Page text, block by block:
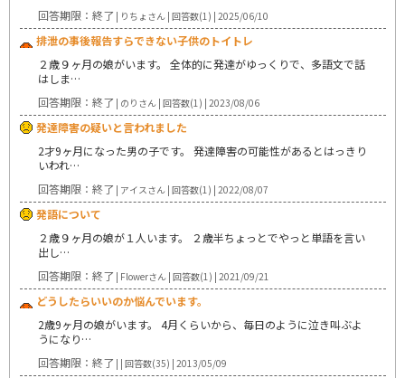
回答期限：終了 | りちょさん | 回答数(1) | 2025/06/10
排泄の事後報告すらできない子供のトイトレ
２歳９ヶ月の娘がいます。 全体的に発達がゆっくりで、多語文で話
はしま…
回答期限：終了 | のりさん | 回答数(1) | 2023/08/06
発達障害の疑いと言われました
2才9ヶ月になった男の子です。 発達障害の可能性があるとはっきり
いわれ…
回答期限：終了 | アイスさん | 回答数(1) | 2022/08/07
発語について
２歳９ヶ月の娘が１人います。 ２歳半ちょっとでやっと単語を言い
出し…
回答期限：終了 | Flowerさん | 回答数(1) | 2021/09/21
どうしたらいいのか悩んでいます。
2歳9ヶ月の娘がいます。 4月くらいから、毎日のように泣き叫ぶよ
うになり…
回答期限：終了 | | 回答数(35) | 2013/05/09